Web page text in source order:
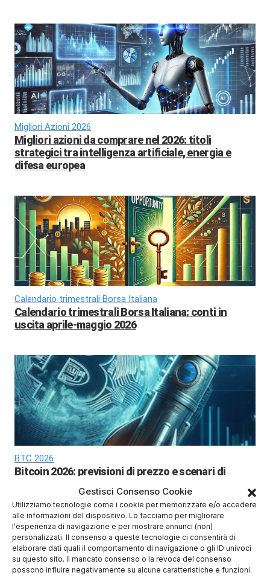
Gestisci Consenso Cookie
Utilizziamo tecnologie come i cookie per memorizzare e/o accedere
alle informazioni del dispositivo. Lo facciamo per migliorare
l'esperienza di navigazione e per mostrare annunci (non)
personalizzati. Il consenso a queste tecnologie ci consentirà di
elaborare dati quali il comportamento di navigazione o gli ID univoci
su questo sito. Il mancato consenso o la revoca del consenso
possono influire negativamente su alcune caratteristiche e funzioni.
Migliori Azioni 2026
Migliori azioni da comprare nel 2026: titoli
strategici tra intelligenza artificiale, energia e
difesa europea
Calendario trimestrali Borsa Italiana
Calendario trimestrali Borsa Italiana: conti in
uscita aprile-maggio 2026
BTC 2026
Bitcoin 2026: previsioni di prezzo e scenari di